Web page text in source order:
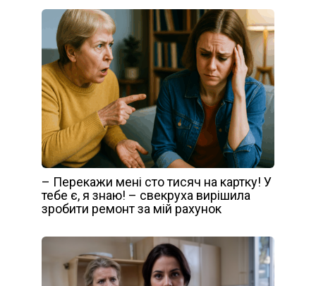
– Перекажи мені сто тисяч на картку! У
тебе є, я знаю! – свекруха вирішила
зробити ремонт за мій рахунок